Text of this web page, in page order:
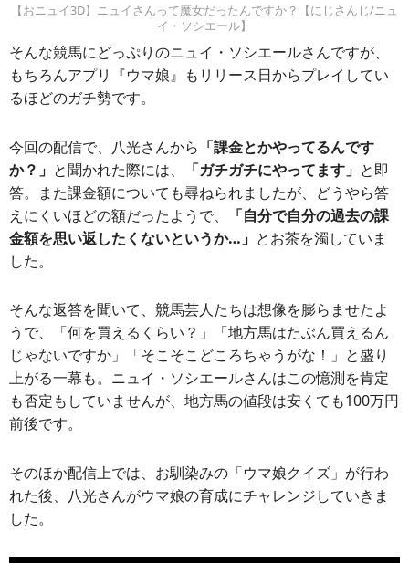
【おニュイ3D】ニュイさんって魔女だったんですか？【にじさんじ/ニュ
イ・ソシエール】
そんな競馬にどっぷりのニュイ・ソシエールさんですが、
もちろんアプリ『ウマ娘』もリリース日からプレイしてい
るほどのガチ勢です。
今回の配信で、八光さんから 「課金とかやってるんです
か？」 と聞かれた際には、 「ガチガチにやってます」 と即
答。また課金額についても尋ねられましたが、どうやら答
えにくいほどの額だったようで、
「自分で自分の過去の課
金額を思い返したくないというか…」 とお茶を濁していま
した。
そんな返答を聞いて、競馬芸人たちは想像を膨らませたよ
うで、「何を買えるくらい？」「地方馬はたぶん買えるん
じゃないですか」「そこそこどころちゃうがな！」と盛り
上がる一幕も。ニュイ・ソシエールさんはこの憶測を肯定
も否定もしていませんが、地方馬の値段は安くても100万円
前後です。
そのほか配信上では、お馴染みの「ウマ娘クイズ」が行わ
れた後、八光さんがウマ娘の育成にチャレンジしていきま
した。